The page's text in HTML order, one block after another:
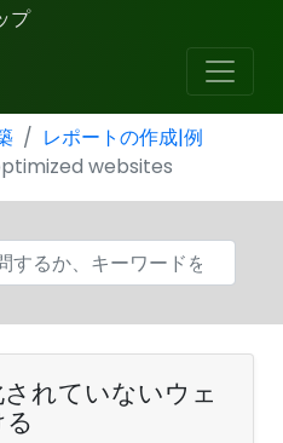
プ
レポートの作成|例
websites
れていないウェ